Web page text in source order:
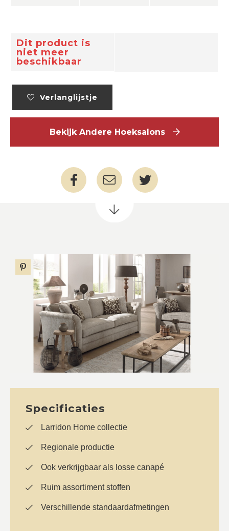
Dit product is
niet meer
beschikbaar
Verlanglijstje
Bekijk Andere Hoeksalons
Specificaties
Larridon Home collectie
Regionale productie
Ook verkrijgbaar als losse canapé
Ruim assortiment stoffen
Verschillende standaardafmetingen